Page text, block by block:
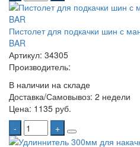
Пистолет для подкачки шин с
BAR
Артикул: 34305
Производитель:
В наличии на складе
Доставка/Самовывоз: 2 недели
Цена: 1135 руб.
-
+